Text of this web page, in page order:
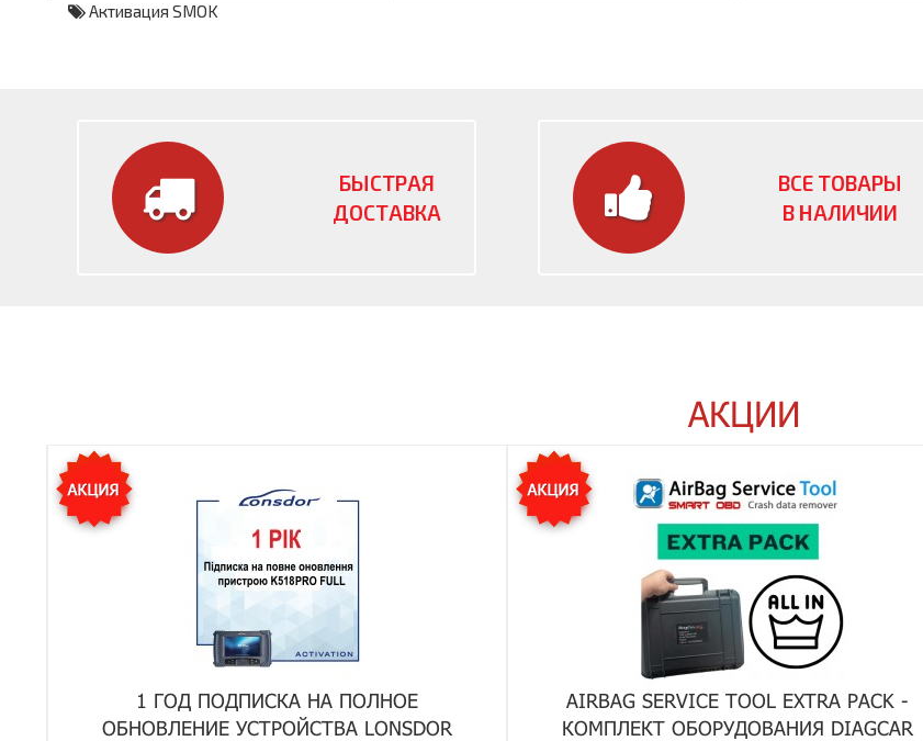
Активация SMOK
БЫСТРАЯ
ДОСТАВКА
ВСЕ ТОВАРЫ
В НАЛИЧИИ
АКЦИИ
1 ГОД ПОДПИСКА НА ПОЛНОЕ
ОБНОВЛЕНИЕ УСТРОЙСТВА LONSDOR
AIRBAG SERVICE TOOL EXTRA PACK -
КОМПЛЕКТ ОБОРУДОВАНИЯ DIAGCAR